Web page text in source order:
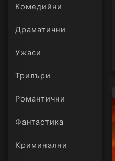
Комедийни
Драматични
Ужаси
Трилъри
онлайн
Романтични
Фантастика
Криминални